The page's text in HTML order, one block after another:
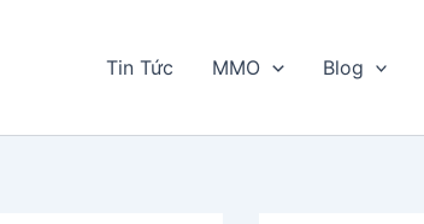
Tin Tức MMO Blog